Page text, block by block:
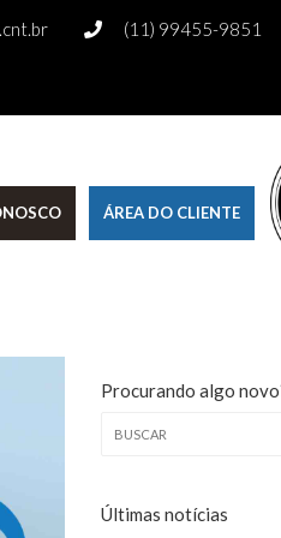
(11) 99455-9851
ÁREA DO CLIENTE
Procurando algo
Últimas notícias